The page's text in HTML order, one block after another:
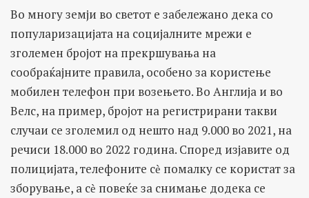
Во многу земји во светот е забележано дека со
популаризацијата на социјалните мрежи е
зголемен бројот на прекршувања на
сообраќајните правила, особено за користење
мобилен телефон при возењето. Во Англија и во
Велс, на пример, бројот на регистрирани такви
случаи се зголемил од нешто над 9.000 во 2021, на
речиси 18.000 во 2022 година. Според изјавите од
полицијата, телефоните сѐ помалку се користат за
зборување, а сѐ повеќе за снимање додека се